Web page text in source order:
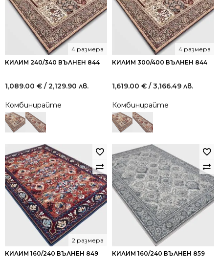
КИЛИМ 240/340 ВЪЛНЕН 844
4 размера
1,089.00 € / 2,129.90 лв.
Комбинирайте
КИЛИМ 300/400 ВЪЛНЕН 844
4 размера
1,619.00 € / 3,166.49 лв.
Комбинирайте
КИЛИМ 160/240 ВЪЛНЕН 849
2 размера
КИЛИМ 160/240 ВЪЛНЕН 859